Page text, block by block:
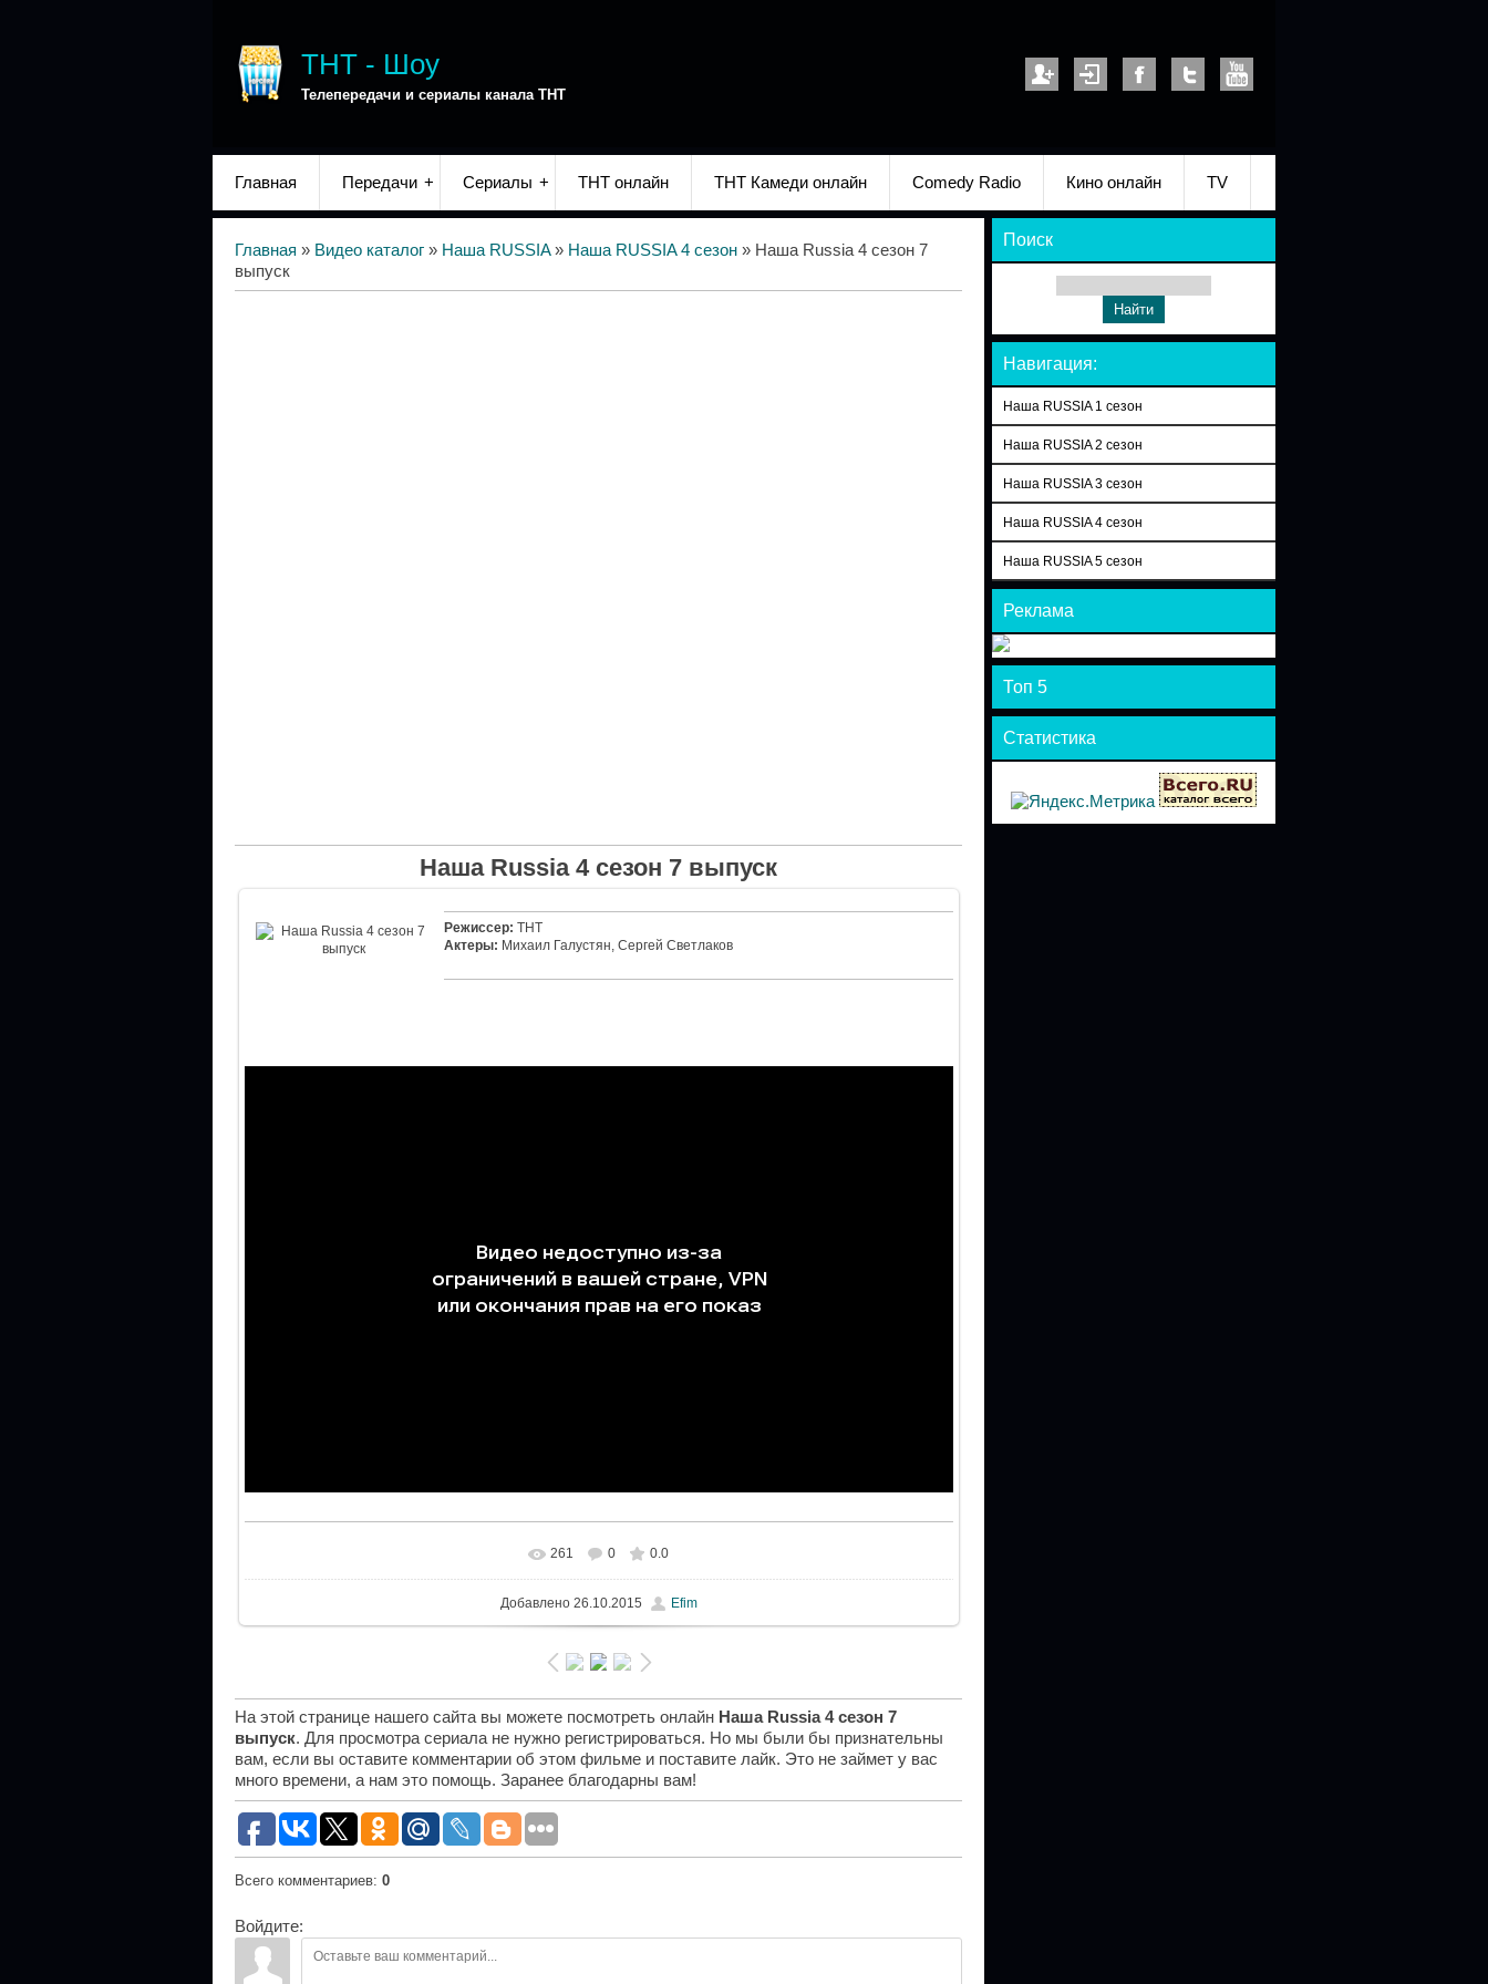
ТНТ - Шоу
Телепередачи и сериалы канала ТНТ
Главная Передачи Сериалы ТНТ онлайн ТНТ Камеди онлайн Comedy Radio Кино онлайн TV
Главная » Видео каталог » Наша RUSSIA» Наша RUSSIA 4 сезон » Наша Russia 4 сезон 7
выпуск
Наша Russia 4 сезон 7 выпуск
Режиссер: ТНТ
Актеры: Михаил Галустян, Сергей Светлаков
261 0 0.0
Добавлено26.10.2015 Efim
На этой странице нашего сайта вы можете посмотреть онлайн Наша Russia 4 сезон 7
выпуск. Для просмотра сериала не нужно регистрироваться. Но мы были бы признательны
вам, если вы оставите комментарии об этом фильме и поставите лайк. Это не займет у вас
много времени, а нам это помощь. Заранее благодарны вам!
Всего комментариев: 0
Войдите:
Поиск
Навигация:
Наша RUSSIA 1 сезон
Наша RUSSIA 2 сезон
Наша RUSSIA 3 сезон
Наша RUSSIA 4 сезон
Наша RUSSIA 5 сезон
Реклама
Топ 5
Статистика